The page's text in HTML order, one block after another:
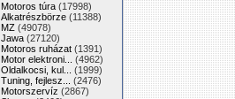
Motoros túra (17998)
Alkatrészbörze (11388)
MZ (49078)
Jawa (27120)
Motoros ruházat (1391)
Motor elektroni...
(4962)
Oldalkocsi, kul...
(1999)
Tuning, fejlesz...
(2476)
Motorszervíz (2867)